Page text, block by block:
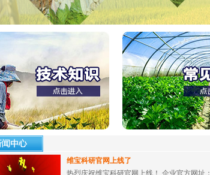
维宝科研官网上线了
热烈庆祝维宝科研官网上线！ 企业官方网址：